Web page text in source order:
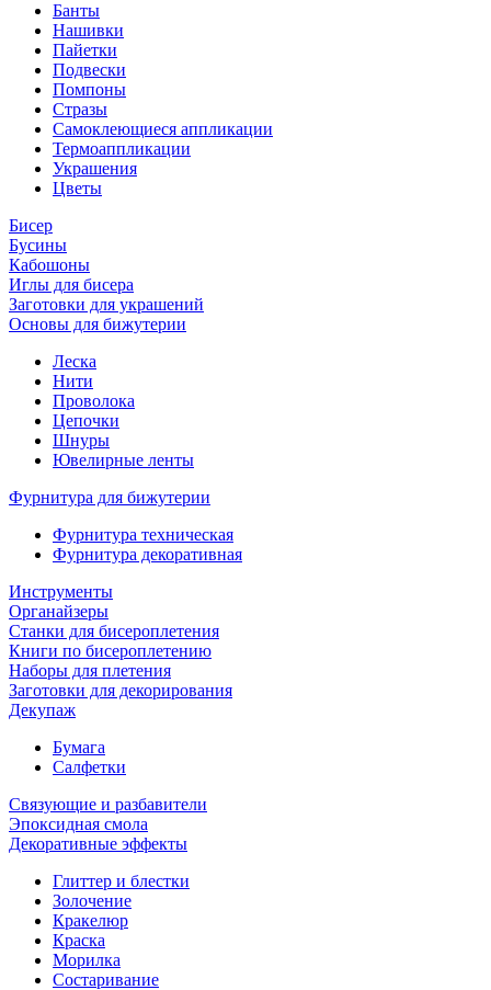
Банты
Нашивки
Пайетки
Подвески
Помпоны
Стразы
Самоклеющиеся аппликации
Термоаппликации
Украшения
Цветы
Бисер
Бусины
Кабошоны
Иглы для бисера
Заготовки для украшений
Основы для бижутерии
Леска
Нити
Проволока
Цепочки
Шнуры
Ювелирные ленты
Фурнитура для бижутерии
Фурнитура техническая
Фурнитура декоративная
Инструменты
Органайзеры
Станки для бисероплетения
Книги по бисероплетению
Наборы для плетения
Заготовки для декорирования
Декупаж
Бумага
Салфетки
Связующие и разбавители
Эпоксидная смола
Декоративные эффекты
Глиттер и блестки
Золочение
Кракелюр
Краска
Морилка
Состаривание